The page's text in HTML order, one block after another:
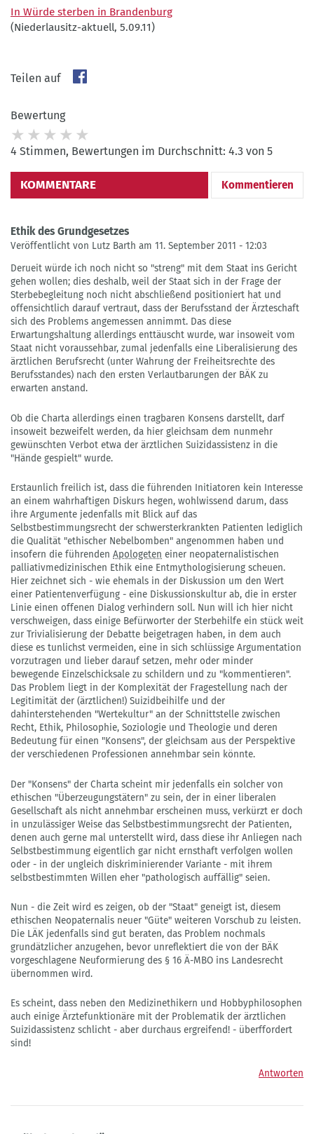
In Würde sterben in Brandenburg
(Niederlausitz-aktuell, 5.09.11)
Teilen auf
Bewertung
4 Stimmen, Bewertungen im Durchschnitt: 4.3 von 5
KOMMENTARE Kommentieren
Ethik des Grundgesetzes
Veröffentlicht von Lutz Barth am 11. September 2011 - 12:03
Derueit würde ich noch nicht so "streng" mit dem Staat ins Gericht
gehen wollen; dies deshalb, weil der Staat sich in der Frage der
Sterbebegleitung noch nicht abschließend positioniert hat und
offensichtlich darauf vertraut, dass der Berufsstand der Ärzteschaft
sich des Problems angemessen annimmt. Das diese
Erwartungshaltung allerdings enttäuscht wurde, war insoweit vom
Staat nicht voraussehbar, zumal jedenfalls eine Liberalisierung des
ärztlichen Berufsrecht (unter Wahrung der Freiheitsrechte des
Berufsstandes) nach den ersten Verlautbarungen der BÄK zu
erwarten anstand.
Ob die Charta allerdings einen tragbaren Konsens darstellt, darf
insoweit bezweifelt werden, da hier gleichsam dem nunmehr
gewünschten Verbot etwa der ärztlichen Suizidassistenz in die
"Hände gespielt" wurde.
Erstaunlich freilich ist, dass die führenden Initiatoren kein Interesse
an einem wahrhaftigen Diskurs hegen, wohlwissend darum, dass
ihre Argumente jedenfalls mit Blick auf das
Selbstbestimmungsrecht der schwersterkrankten Patienten lediglich
die Qualität "ethischer Nebelbomben" angenommen haben und
insofern die führenden Apologeten einer neopaternalistischen
palliativmedizinischen Ethik eine Entmythologisierung scheuen.
Hier zeichnet sich - wie ehemals in der Diskussion um den Wert
einer Patientenverfügung - eine Diskussionskultur ab, die in erster
Linie einen offenen Dialog verhindern soll. Nun will ich hier nicht
verschweigen, dass einige Befürworter der Sterbehilfe ein stück weit
zur Trivialisierung der Debatte beigetragen haben, in dem auch
diese es tunlichst vermeiden, eine in sich schlüssige Argumentation
vorzutragen und lieber darauf setzen, mehr oder minder
bewegende Einzelschicksale zu schildern und zu "kommentieren".
Das Problem liegt in der Komplexität der Fragestellung nach der
Legitimität der (ärztlichen!) Suizidbeihilfe und der
dahinterstehenden "Wertekultur" an der Schnittstelle zwischen
Recht, Ethik, Philosophie, Soziologie und Theologie und deren
Bedeutung für einen "Konsens", der gleichsam aus der Perspektive
der verschiedenen Professionen annehmbar sein könnte.
Der "Konsens" der Charta scheint mir jedenfalls ein solcher von
ethischen "Überzeugungstätern" zu sein, der in einer liberalen
Gesellschaft als nicht annehmbar erscheinen muss, verkürzt er doch
in unzulässiger Weise das Selbstbestimmungsrecht der Patienten,
denen auch gerne mal unterstellt wird, dass diese ihr Anliegen nach
Selbstbestimmung eigentlich gar nicht ernsthaft verfolgen wollen
oder - in der ungleich diskriminierender Variante - mit ihrem
selbstbestimmten Willen eher "pathologisch auffällig" seien.
Nun - die Zeit wird es zeigen, ob der "Staat" geneigt ist, diesem
ethischen Neopaternalis neuer "Güte" weiteren Vorschub zu leisten.
Die LÄK jedenfalls sind gut beraten, das Problem nochmals
grundätzlicher anzugehen, bevor unreflektiert die von der BÄK
vorgeschlagene Neuformierung des § 16 Ä-MBO ins Landesrecht
übernommen wird.
Es scheint, dass neben den Medizinethikern und Hobbyphilosophen
auch einige Ärztefunktionäre mit der Problematik der ärztlichen
Suizidassistenz schlicht - aber durchaus ergreifend! - überffordert
sind!
Antworten